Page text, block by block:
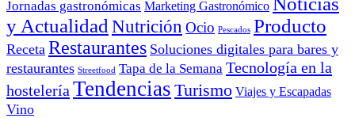
Jornadas gastronómicas Marketing Gastronómico
y Actualidad Nutrición Ocio Pescados Producto
Receta Restaurantes Soluciones digitales para bares y
restaurantes Streetfood Tapa de la Semana Tecnología en la
hostelería Tendencias Turismo Viajes y Escapadas
Vino